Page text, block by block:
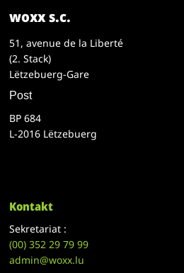
woxx s.c.
51, avenue de la Liberté
(2. Stack)
Lëtzebuerg-Gare
Post
BP 684
L-2016 Lëtzebuerg
Kontakt
Sekretariat :
(00)352 29 79 99
admin@woxx.lu